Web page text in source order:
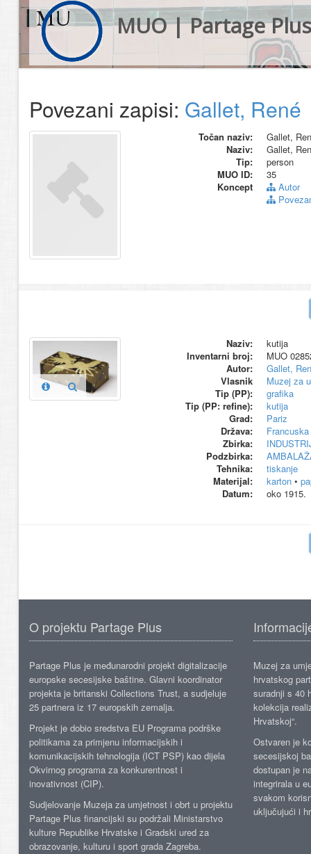
MUO | Partage Plus
Povezani zapisi: Gallet, René
Točan naziv:
Gallet,
Naziv:
Gallet,
Tip:
person
MUO ID:
35
Koncept
Autor
Naziv:
kutija
Inventarni broj:
MUO
Autor:
Gallet,
Vlasnik
Muzej za
Tip (PP):
grafika
Tip (PP: refine):
kutija
Grad:
Pariz
Država:
Francuska
Zbirka:
Podzbirka:
Tehnika:
tiskanje
Materijal:
karton•
Datum:
oko 1915.
O projektu Partage Plus
Partage Plus je međunarodni projekt digitalizacije
europske secesijske baštine. Glavni koordinator
projekta je britanski Collections Trust, a sudjeluje
25 partnera iz 17 europskih zemalja.
Projekt je dobio sredstva EU Programa podrške
politikama za primjenu informacijskih i
komunikacijskih tehnologija (ICT PSP) kao dijela
Okvirnog programa za konkurentnost i
inovativnost (CIP).
Sudjelovanje Muzeja za umjetnost i obrt u projektu
Partage Plus financijski su podržali Ministarstvo
kulture Republike Hrvatske i Gradski ured za
obrazovanje, kulturu i sport grada Zagreba.
Muzej za
hrvatskog
suradnji s 40
kolekcija
Hrvatskoj“.
Ostvaren je
secesijskoj
dostupan je
integrirala u
svakom
uključujući i